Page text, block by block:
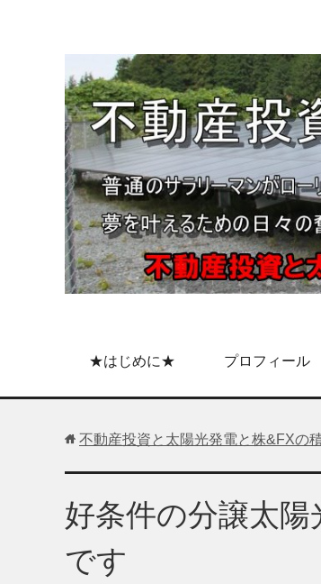
★はじめに★ プロフィール
不動産投資と太陽光発電と株&FXの
好条件の分譲太
です